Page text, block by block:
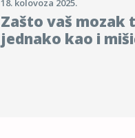
18. kolovoza 2025.
Zašto vaš mozak
jednako kao i